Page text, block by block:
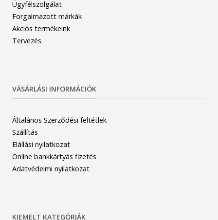
Ügyfélszolgálat
Forgalmazott márkák
Akciós termékeink
Tervezés
VÁSÁRLÁSI INFORMÁCIÓK
Általános Szerződési feltétlek
Szállítás
Elállási nyilatkozat
Online bankkártyás fizetés
Adatvédelmi nyilatkozat
KIEMELT KATEGÓRIÁK